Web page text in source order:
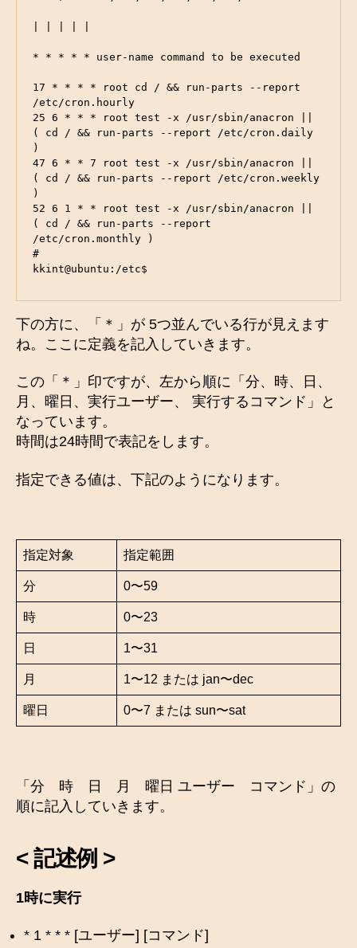
* * * * * user-name command to be executed
17 * * * * root cd / && run-parts --report
/etc/cron.hourly
25 6 * * * root test -x /usr/sbin/anacron ||
( cd / && run-parts --report /etc/cron.daily
)
47 6 * * 7 root test -x /usr/sbin/anacron ||
( cd / && run-parts --report /etc/cron.weekly
)
52 6 1 * * root test -x /usr/sbin/anacron ||
( cd / && run-parts --report
/etc/cron.monthly )
#
kkint@ubuntu:/etc$
下の方に、「＊」が 5つ並んでいる行が見えます
ね。ここに定義を記入していきます。
この「＊」印ですが、左から順に「分、時、日、
月、曜日、実行ユーザー、 実行するコマンド」と
なっています。
時間は24時間で表記をします。
指定できる値は、下記のようになります。
指定対象 指定範囲
分 0〜59
時 0〜23
日 1〜31
月 1〜12 または jan〜dec
曜日 0〜7 または sun〜sat
「分 時 日 月 曜日 ユーザー コマンド」の
順に記入していきます。
<記述例 >
1時に実行
* 1 * * * [ユーザー] [コマンド]